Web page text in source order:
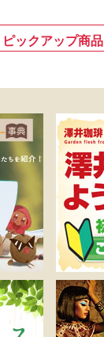
ピックアップ商品